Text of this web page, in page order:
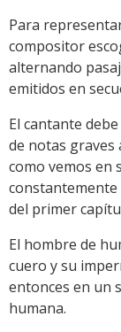
Para
compositor
alternando
emitidos en
El cantante
de notas graves
como vemos en
constantemente
del primer
El hombre de
cuero y su
entonces en un
humana.